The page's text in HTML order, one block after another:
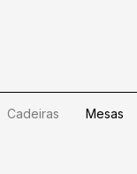
Cadeiras Mesas